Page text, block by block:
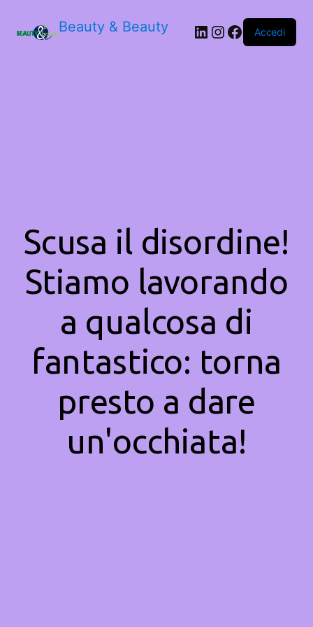
Beauty & Beauty LinkedIn
Instagram
Facebook
Accedi
Scusa il disordine!
Stiamo lavorando
a qualcosa di
fantastico: torna
presto a dare
un'occhiata!